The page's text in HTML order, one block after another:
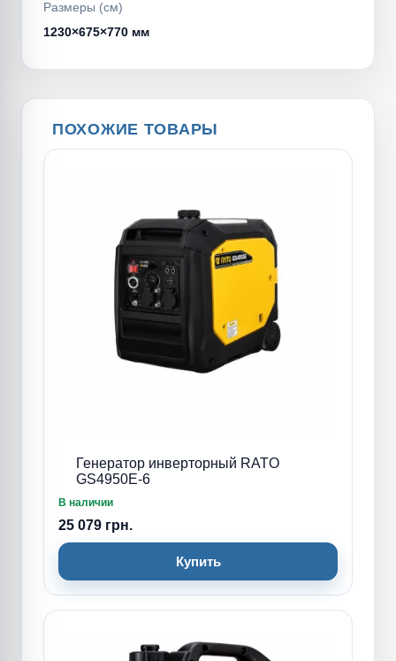
Размеры (см)
1230×675×770 мм
ПОХОЖИЕ ТОВАРЫ
Генератор инверторный RATO
GS4950E-6
В наличии
25 079 грн.
Купить